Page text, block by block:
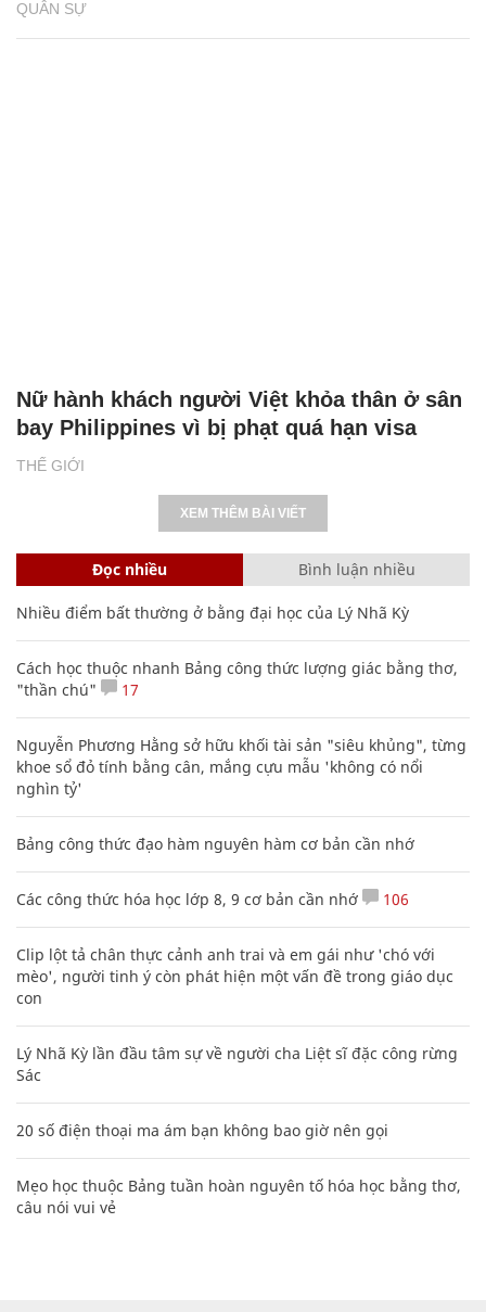
QUÂN SỰ
THẾ GIỚI
Nữ hành khách người Việt khỏa thân ở sân
bay Philippines vì bị phạt quá hạn visa
XEM THÊM BÀI VIẾT
Đọc nhiều Bình luận nhiều
Nhiều điểm bất thường ở bằng đại học của Lý Nhã Kỳ
Cách học thuộc nhanh Bảng công thức lượng giác bằng thơ,
"thần chú"
17
Nguyễn Phương Hằng sở hữu khối tài sản "siêu khủng", từng
khoe sổ đỏ tính bằng cân, mắng cựu mẫu 'không có nổi
nghìn tỷ'
Bảng công thức đạo hàm nguyên hàm cơ bản cần nhớ
Các công thức hóa học lớp 8, 9 cơ bản cần nhớ 106
Clip lột tả chân thực cảnh anh trai và em gái như 'chó với
mèo', người tinh ý còn phát hiện một vấn đề trong giáo dục
con
Lý Nhã Kỳ lần đầu tâm sự về người cha Liệt sĩ đặc công rừng
Sác
20 số điện thoại ma ám bạn không bao giờ nên gọi
Mẹo học thuộc Bảng tuần hoàn nguyên tố hóa học bằng thơ,
câu nói vui vẻ